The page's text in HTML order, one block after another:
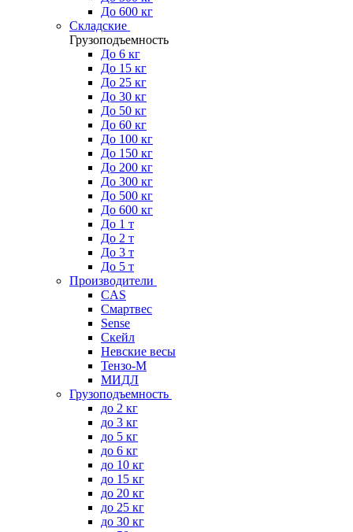
До 600 кг
Складские
Грузоподъемность
До 6 кг
До 15 кг
До 25 кг
До 30 кг
До 50 кг
До 60 кг
До 100 кг
До 150 кг
До 200 кг
До 300 кг
До 500 кг
До 600 кг
До 1 т
До 2 т
До 3 т
До 5 т
Производители
CAS
Смартвес
Sense
Скейл
Невские весы
Тензо-М
МИДЛ
Грузоподъемность
до 2 кг
до 3 кг
до 5 кг
до 6 кг
до 10 кг
до 15 кг
до 20 кг
до 25 кг
до 30 кг